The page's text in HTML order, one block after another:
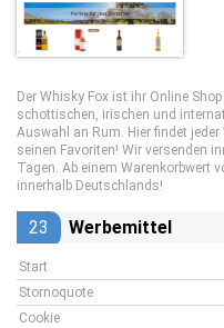
Der Whisky Fox ist ihr Online
schottischen, irischen und
Auswahl an Rum. Hier findet
seinen Favoriten! Wir versenden
Tagen. Ab einem Warenkorbwert
innerhalb Deutschlands!
23 Werbemittel
Start
Stornoquote
Cookie